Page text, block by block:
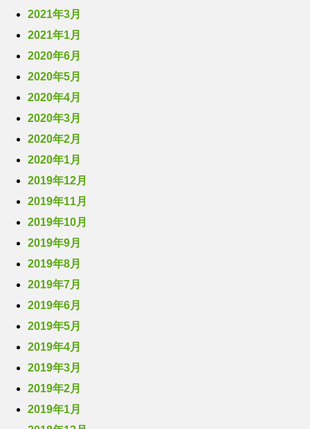
2021年3月
2021年1月
2020年6月
2020年5月
2020年4月
2020年3月
2020年2月
2020年1月
2019年12月
2019年11月
2019年10月
2019年9月
2019年8月
2019年7月
2019年6月
2019年5月
2019年4月
2019年3月
2019年2月
2019年1月